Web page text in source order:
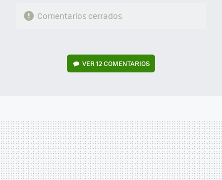
Comentarios cerrados
VER12 COMENTARIOS